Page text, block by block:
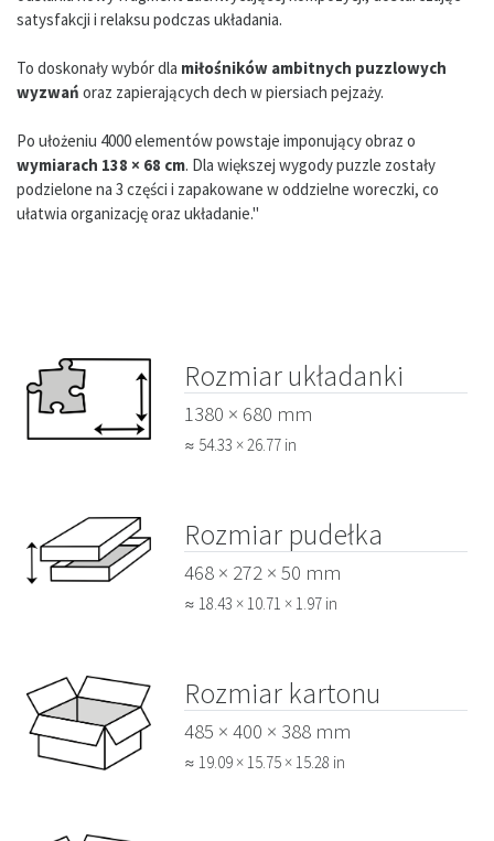
satysfakcji i relaksu podczas układania.
To doskonały wybór dla miłośników ambitnych puzzlowych
wyzwań oraz zapierających dech w piersiach pejzaży.
Po ułożeniu 4000 elementów powstaje imponujący obraz o
wymiarach 138 × 68 cm. Dla większej wygody puzzle zostały
podzielone na 3 części i zapakowane w oddzielne woreczki, co
ułatwia organizację oraz układanie."
Rozmiar układanki
1380 × 680 mm
≈ 54.33 × 26.77 in
Rozmiar pudełka
468 × 272 × 50 mm
≈ 18.43 × 10.71 × 1.97 in
Rozmiar kartonu
485 × 400 × 388 mm
≈ 19.09 × 15.75 × 15.28 in